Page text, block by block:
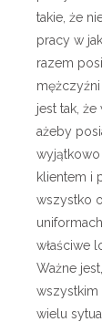
takie, że
pracy w
razem
jest tak,
ażeby
klientem i
wszystko
właściwe
Ważne
wszystkim
wielu